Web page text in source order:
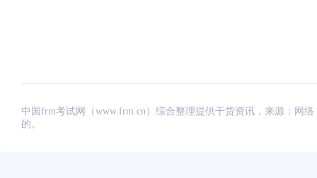
中国frm考试网（www.frm.cn）综合整理提供干货资讯，来源：网
的。